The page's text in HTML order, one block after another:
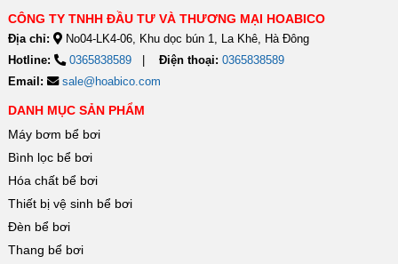
CÔNG TY TNHH ĐẦU TƯ VÀ THƯƠNG MẠI HOABICO
Địa chỉ:
No04-LK4-06, Khu dọc bún 1, La Khê, Hà Đông
Hotline:
0365838589 Điện thoại: 0365838589
Email:
sale@hoabico.com
DANH MỤC SẢN PHẨM
Máy bơm bể bơi
Bình lọc bể bơi
Hóa chất bể bơi
Thiết bị vệ sinh bể bơi
Đèn bể bơi
Thang bể bơi